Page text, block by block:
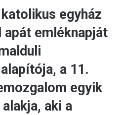
egyház
apát emléknapját
a 11.
egyik
aki a